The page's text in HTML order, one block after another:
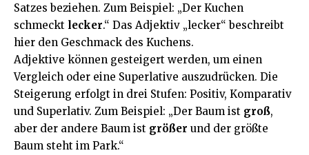
Satzes beziehen. Zum Beispiel: „Der Kuchen
schmeckt lecker.“ Das Adjektiv „lecker“ beschreibt
hier den Geschmack des Kuchens.
Adjektive können gesteigert werden, um einen
Vergleich oder eine Superlative auszudrücken. Die
Steigerung erfolgt in drei Stufen: Positiv, Komparativ
und Superlativ. Zum Beispiel: „Der Baum ist groß,
aber der andere Baum ist größer und der größte
Baum steht im Park.“